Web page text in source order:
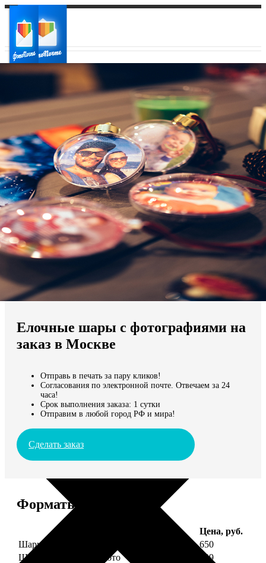
Ваш город:
Ваш регион доставки
Выберите из списка:
Мы доставляем по всему миру
Продолжить без города
Елочные шары с фотографиями на
заказ в Москве
Отправь в печать за пару кликов!
Согласования по электронной почте. Отвечаем за 24
часа!
Срок выполнения заказа: 1 сутки
Отправим в любой город РФ и мира!
Сделать заказ
Форматы и цены
Цена, руб.
Шарик елочный с 1 фото
650
Шарик елочный с 2 фото
699